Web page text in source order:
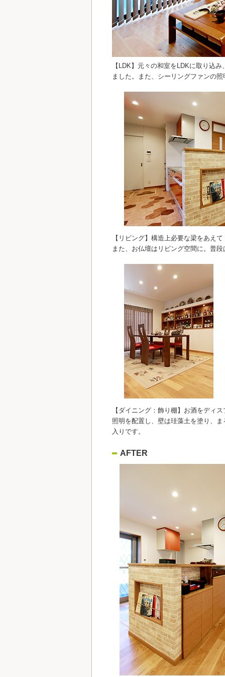
【LDK】元々の和室をLDKに取り込
ました。また、シーリングファンの
【リビング】構造上必要な梁をあえ
また、お仏壇はリビング空間に。普
【ダイニング：飾り棚】お酒をディ
照明を配置し、壁は珪藻土を塗り、
入りです。
AFTER